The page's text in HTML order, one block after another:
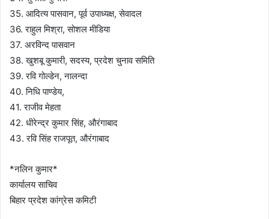
35. आदित्य पासवान, पूर्व उपाध्यक्ष, सेवादल
36. राहुल मिश्रा, सोशल मीडिया
37. अरविन्द पासवान
38. खुशबू कुमारी, सदस्य, प्रदेश चुनाव समिति
39. रवि गोल्डेन, नालन्दा
40. निधि पाण्डेय,
41. राजीव मेहता
42. धीरेन्द्र कुमार सिंह, औरंगाबाद
43. रवि सिंह राजपूत, औरंगाबाद
*नलिन कुमार*
कार्यालय साचिव
बिहार प्रदेश कांग्रेस कमिटी